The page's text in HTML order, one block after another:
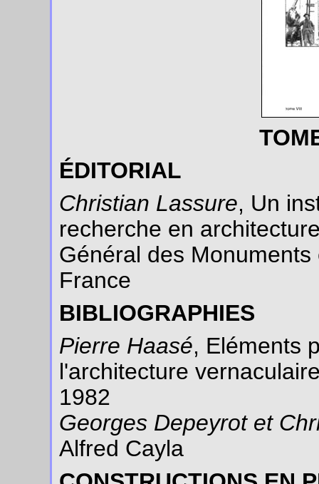
ÉDITORIAL
Christian Lassure, Un
recherche en
Général des
France
BIBLIOGRAPHIES
Pierre Haasé, Eléments
l'architecture
1982
Georges Depeyrot et
Alfred Cayla